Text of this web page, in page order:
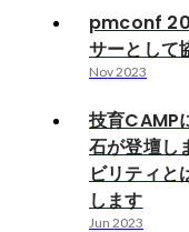
pmconf
サーとして
Nov 2023
技育CAMP
石が登壇し
ビリティと
します
Jun 2023